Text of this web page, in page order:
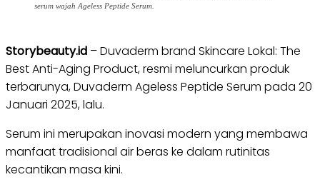
serum wajah Ageless Peptide Serum.
Storybeauty.id – Duvaderm brand Skincare Lokal: The
Best Anti-Aging Product, resmi meluncurkan produk
terbarunya, Duvaderm Ageless Peptide Serum pada 20
Januari 2025, lalu.
Serum ini merupakan inovasi modern yang membawa
manfaat tradisional air beras ke dalam rutinitas
kecantikan masa kini.